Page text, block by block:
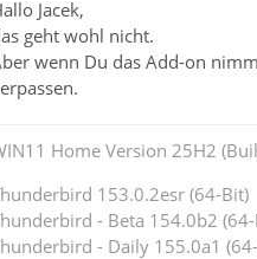
Jacek,
geht wohl nicht.
wenn Du das Add-on
Home Version 25H2
153.0.2esr (64-Bit)
- Beta 154.0b2
- Daily 155.0a1